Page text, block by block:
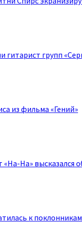
гитарист групп
из фильма «Гений»
«На-На» высказался
к